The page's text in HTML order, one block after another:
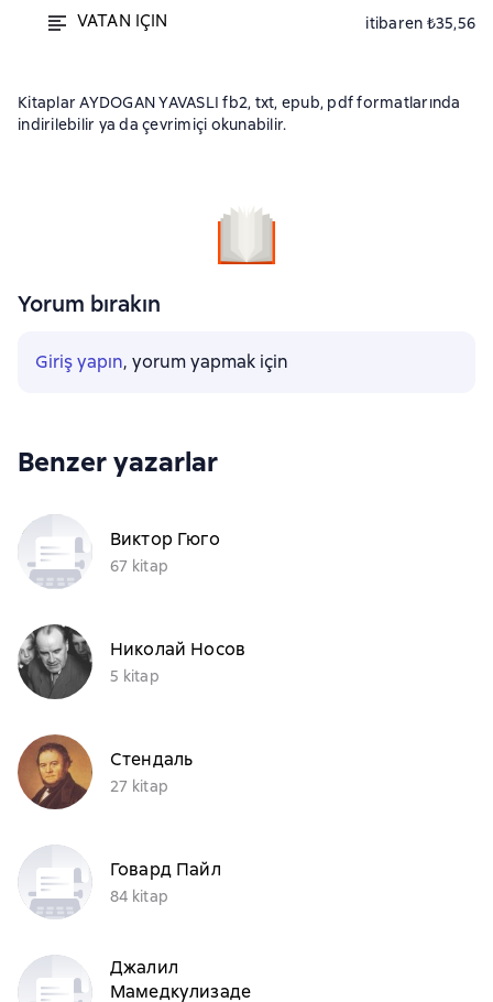
VATAN IÇIN itibaren ₺35,56
Kitaplar AYDOGAN YAVASLI fb2, txt, epub, pdf formatlarında
indirilebilir ya da çevrimiçi okunabilir.
Yorum bırakın
Giriş yapın, yorum yapmak için
Benzer yazarlar
Виктор Гюго
67 kitap
Николай Носов
5 kitap
Стендаль
27 kitap
Говард Пайл
84 kitap
Джалил
Мамедкулизаде